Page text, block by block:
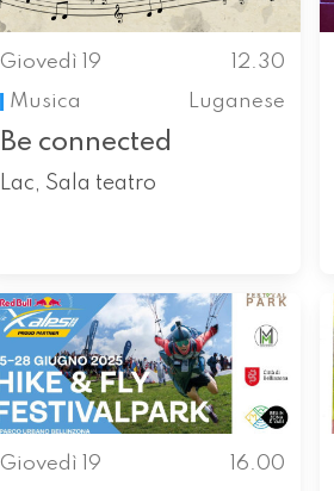
Giovedì 19
12.30
Musica
Luganese
Be connected
Lac, Sala teatro
Giovedì 19
16.00